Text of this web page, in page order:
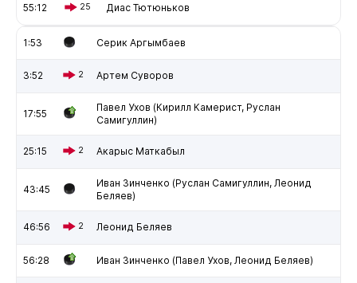
55:12 25 Диас Тютюньков
1:53 Серик Аргымбаев
3:52 2 Артем Суворов
17:55
Павел Ухов (Кирилл Камерист, Руслан
Самигуллин)
25:15 2 Акарыс Маткабыл
43:45
Иван Зинченко (Руслан Самигуллин, Леонид
Беляев)
46:56 2 Леонид Беляев
56:28 Иван Зинченко (Павел Ухов, Леонид Беляев)